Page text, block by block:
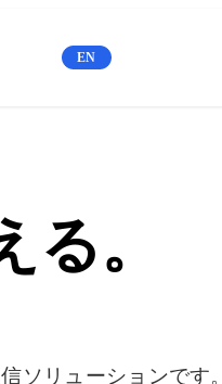
EN
。
ソリューションです。